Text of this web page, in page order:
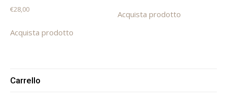
€28,00
Acquista prodotto
Acquista prodotto
Carrello